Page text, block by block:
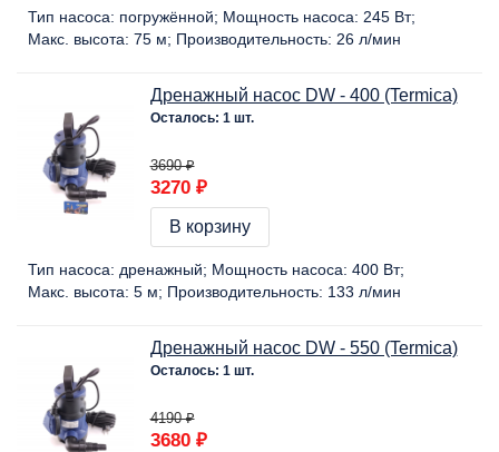
Тип насоса: погружённой Мощность насоса: 245 Вт
Макс. высота: 75 м Производительность: 26 л/мин
Дренажный насос DW - 400 (Termica)
Осталось: 1 шт.
3690 ₽
3270 ₽
В корзину
Тип насоса: дренажный Мощность насоса: 400 Вт
Макс. высота: 5 м Производительность: 133 л/мин
Дренажный насос DW - 550 (Termica)
Осталось: 1 шт.
4190 ₽
3680 ₽